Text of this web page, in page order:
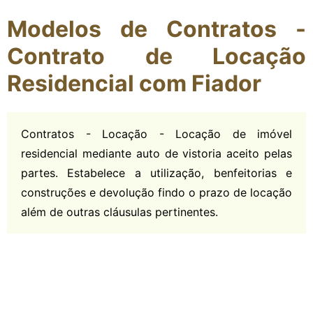
Modelos de Contratos -
Contrato de Locação
Residencial com Fiador
Contratos - Locação - Locação de imóvel
residencial mediante auto de vistoria aceito pelas
partes. Estabelece a utilização, benfeitorias e
construções e devolução findo o prazo de locação
além de outras cláusulas pertinentes.